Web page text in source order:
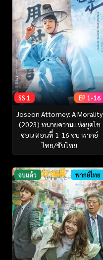
SS 1 EP 1-16
Joseon Attorney: A Morality
(2023) ทนายความแห่งยุคโช
ซอน ตอนที่ 1-16 จบ พากย์
ไทย/ซับไทย
จบแล้ว พากย์ไทย